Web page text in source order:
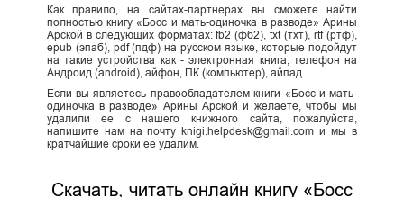
Как правило, на сайтах-партнерах вы сможете найти
полностью книгу «Босс и мать-одиночка в разводе» Арины
Арской в следующих форматах: fb2 (фб2), txt (тхт), rtf (ртф),
epub (эпаб), pdf (пдф) на русском языке, которые подойдут
на такие устройства как - электронная книга, телефон на
Андроид (android), айфон, ПК (компьютер), айпад.
Если вы являетесь правообладателем книги «Босс и мать-
одиночка в разводе» Арины Арской и желаете, чтобы мы
удалили ее с нашего книжного сайта, пожалуйста,
напишите нам на почту knigi.helpdesk@gmail.com и мы в
кратчайшие сроки ее удалим.
Скачать, читать онлайн книгу «Босс